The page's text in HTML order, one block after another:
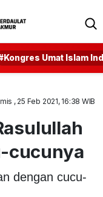
Umat Islam
, 25 Feb 2021, 16:38 WIB
cucunya
dengan cucu-